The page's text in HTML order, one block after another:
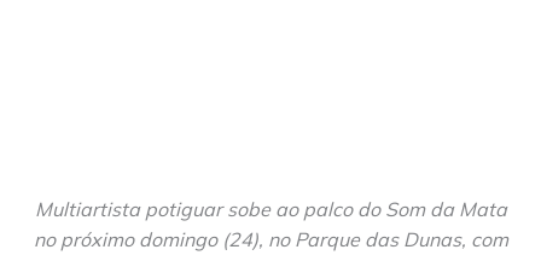
Multiartista potiguar sobe ao palco do Som da Mata
no próximo domingo (24), no Parque das Dunas, com